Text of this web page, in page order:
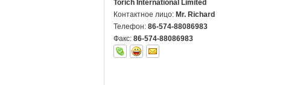
Torich International Limited
Контактное лицо: Mr. Richard
Телефон: 86-574-88086983
Факс: 86-574-88086983